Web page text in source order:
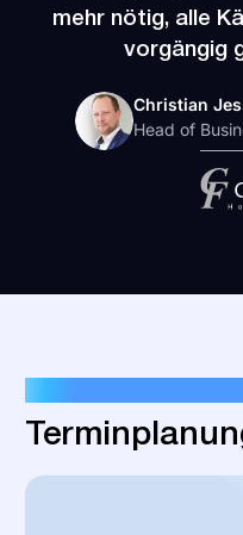
mehr nötig, alle
vorgängig
Christian
Head of